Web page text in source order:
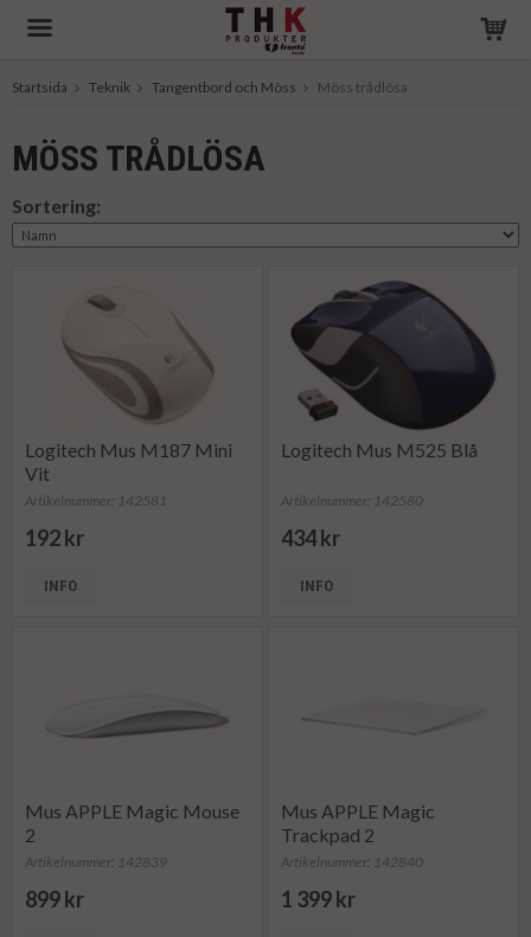
Startsida Teknik Tangentbord och Möss Möss trådlösa
MÖSS TRÅDLÖSA
Sortering:
Logitech Mus M187 Mini
Vit
Artikelnummer: 142581
192 kr
INFO
Logitech Mus M525 Blå
Artikelnummer: 142580
434 kr
INFO
Mus APPLE Magic Mouse
2
Artikelnummer: 142839
899 kr
Mus APPLE Magic
Trackpad 2
Artikelnummer: 142840
1 399 kr